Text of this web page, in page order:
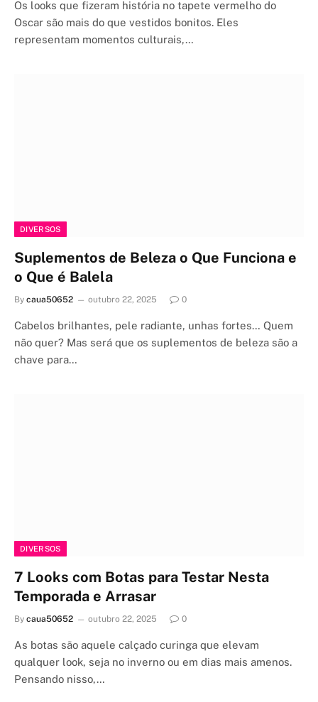
Os looks que fizeram história no tapete vermelho do
Oscar são mais do que vestidos bonitos. Eles
representam momentos culturais,…
DIVERSOS
Suplementos de Beleza o Que Funciona e
o Que é Balela
By caua50652 outubro 22, 2025 0
Cabelos brilhantes, pele radiante, unhas fortes… Quem
não quer? Mas será que os suplementos de beleza são a
chave para…
DIVERSOS
7 Looks com Botas para Testar Nesta
Temporada e Arrasar
By caua50652 outubro 22, 2025 0
As botas são aquele calçado curinga que elevam
qualquer look, seja no inverno ou em dias mais amenos.
Pensando nisso,…